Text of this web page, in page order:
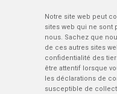
Notre site web peut
sites web qui ne sont
nous. Sachez que
de ces autres sites
confidentialité des
être attentif lorsque
les déclarations de
susceptible de